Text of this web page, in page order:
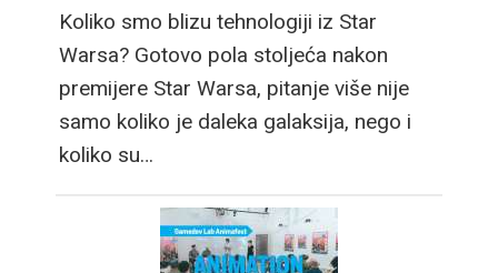
brzo nam je prirastao
srcu. No, prava
prednost vidi se kada
otklopite novi Galaxy
omjer stranica, idealan
za scrollanje webom,
Koliko smo blizu tehnologiji iz Star
Warsa? Gotovo pola stoljeća nakon
premijere Star Warsa, pitanje više nije
samo koliko je daleka galaksija, nego i
koliko su…